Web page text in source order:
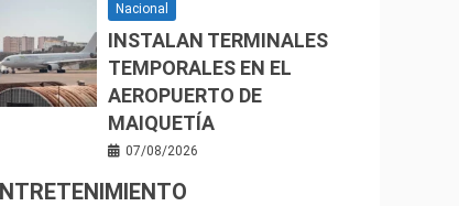
Nacional
INSTALAN TERMINALES
TEMPORALES EN EL
AEROPUERTO DE
MAIQUETÍA
07/08/2026